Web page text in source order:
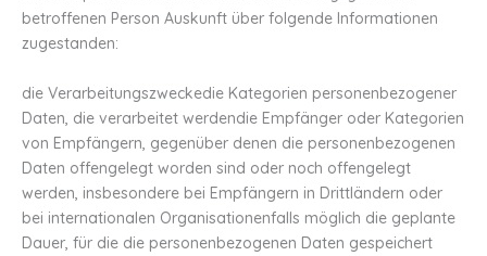
betroffenen Person Auskunft über folgende Informationen
zugestanden:
die Verarbeitungszweckedie Kategorien personenbezogener
Daten, die verarbeitet werdendie Empfänger oder Kategorien
von Empfängern, gegenüber denen die personenbezogenen
Daten offengelegt worden sind oder noch offengelegt
werden, insbesondere bei Empfängern in Drittländern oder
bei internationalen Organisationenfalls möglich die geplante
Dauer, für die die personenbezogenen Daten gespeichert